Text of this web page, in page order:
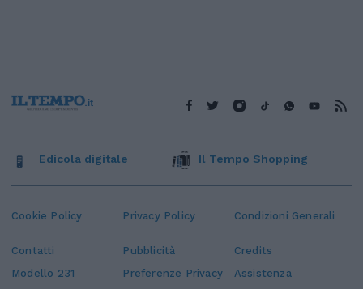
Cookie Policy Privacy Policy Condizioni Generali
Contatti Pubblicità
Credits
Modello 231
Preferenze Privacy Assistenza
Edicola digitale Il Tempo Shopping